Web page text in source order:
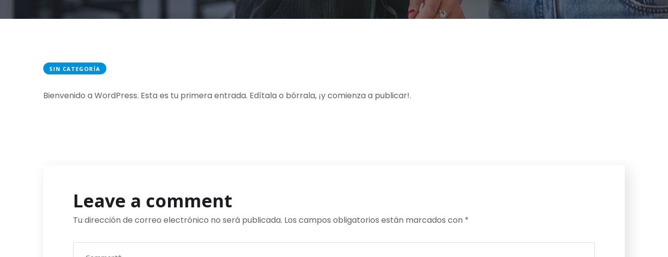
SIN CATEGORÍA
Bienvenido a WordPress. Esta es tu primera entrada. Edítala o bórrala, ¡y comienza a publicar!.
Leave a comment
Tu dirección de correo electrónico no será publicada. Los campos obligatorios están marcados con *